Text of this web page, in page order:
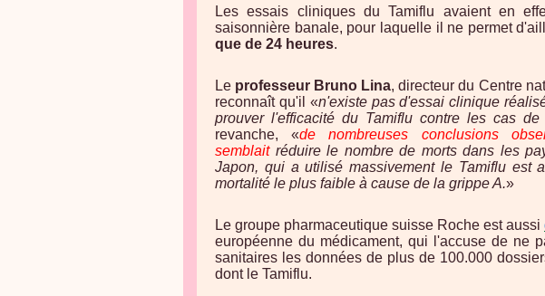
Les essais cliniques du Tamiflu avaient en
saisonnière banale, pour laquelle il ne permet
que de 24 heures.
Le professeur Bruno Lina, directeur du Centre
reconnaît qu'il «n'existe pas d'essai clinique
prouver l'efficacité du Tamiflu contre les cas de
revanche, «de
nombreuses conclusions
semblaitréduire le nombre de morts dans les
Japon, qui a utilisé massivement le Tamiflu est
mortalité le plus faible à cause de la grippe A.»
Le groupe pharmaceutique suisse Roche est aussi
européenne du médicament, qui l'accuse de ne
sanitaires les données de plus de 100.000
dont le Tamiflu.